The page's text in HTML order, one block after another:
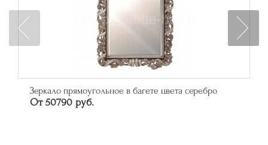
Зеркало прямоугольное в багете цвета серебро
От 50790 руб.